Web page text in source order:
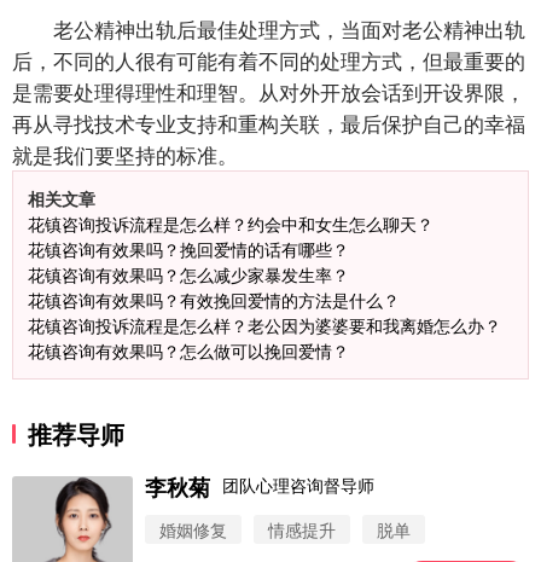
老公精神出轨后最佳处理方式，当面对老公精神出轨
后，不同的人很有可能有着不同的处理方式，但最重要的
是需要处理得理性和理智。从对外开放会话到开设界限，
再从寻找技术专业支持和重构关联，最后保护自己的幸福
就是我们要坚持的标准。
相关文章
花镇咨询投诉流程是怎么样？约会中和女生怎么聊天？
花镇咨询有效果吗？挽回爱情的话有哪些？
花镇咨询有效果吗？怎么减少家暴发生率？
花镇咨询有效果吗？有效挽回爱情的方法是什么？
花镇咨询投诉流程是怎么样？老公因为婆婆要和我离婚怎么办？
花镇咨询有效果吗？怎么做可以挽回爱情？
推荐导师
李秋菊 团队心理咨询督导师
婚姻修复
情感提升 脱单